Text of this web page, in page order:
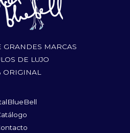
GRANDES MARCAS
DE LUJO
ORIGINAL